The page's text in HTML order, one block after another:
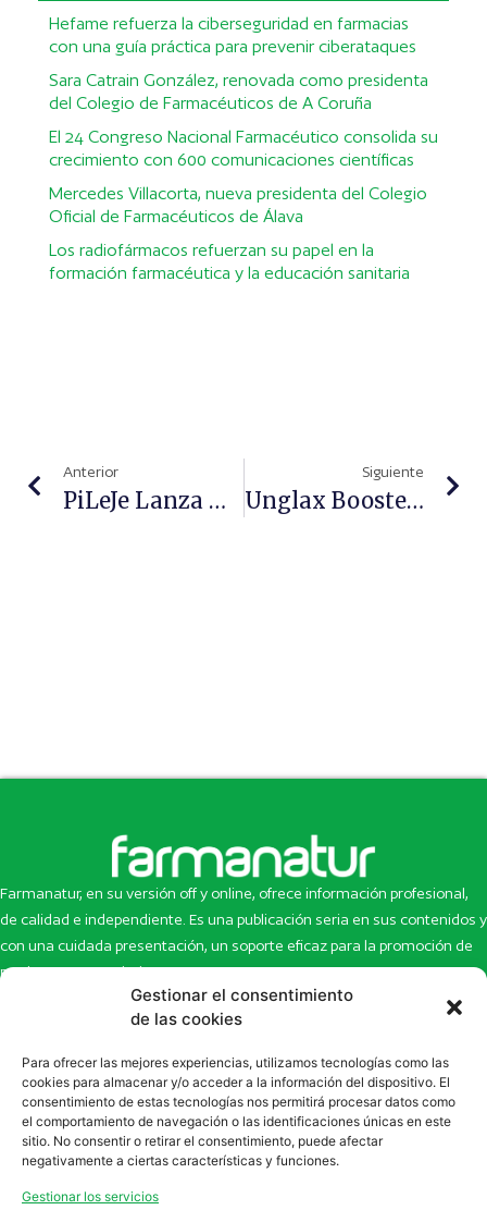
Gestionar el consentimiento
de las cookies
Para ofrecer las mejores experiencias, utilizamos tecnologías como las
cookies para almacenar y/o acceder a la información del dispositivo. El
consentimiento de estas tecnologías nos permitirá procesar datos como
el comportamiento de navegación o las identificaciones únicas en este
sitio. No consentir o retirar el consentimiento, puede afectar
negativamente a ciertas características y funciones.
Gestionar los servicios
Hefame refuerza la ciberseguridad en farmacias
con una guía práctica para prevenir ciberataques
Sara Catrain González, renovada como presidenta
del Colegio de Farmacéuticos de A Coruña
El 24 Congreso Nacional Farmacéutico consolida su
crecimiento con 600 comunicaciones científicas
Mercedes Villacorta, nueva presidenta del Colegio
Oficial de Farmacéuticos de Álava
Los radiofármacos refuerzan su papel en la
formación farmacéutica y la educación sanitaria
Anterior
PiLeJe Lanza Una Nueva Solución Innovadora Para El Acompañamiento Del SIBO
Siguiente
Unglax Booster Regenerador, Un Sérum SOS Al Rescate De Tus Uñas Dañadas Por Las Manicuras Agresivas
Farmanatur, en su versión off y online, ofrece información profesional,
de calidad e independiente. Es una publicación seria en sus contenidos y
con una cuidada presentación, un soporte eficaz para la promoción de
productos y novedades.
Inicio
Newsletter
Eco Multimedia
Contacto
Artículos
Escaparate
Enlaces de interés
SUSCRÍBETE A NUESTRO NEWSLETTER
la sección deNewsletter